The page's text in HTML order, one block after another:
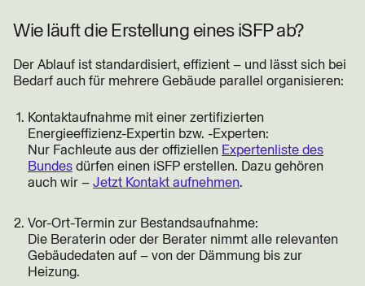
Wie läuft die Erstellung eines iSFP ab?
Der Ablauf ist standardisiert, effizient – und lässt sich bei
Bedarf auch für mehrere Gebäude parallel organisieren:
Kontaktaufnahme mit einer zertifizierten
Energieeffizienz-Expertin bzw. -Experten:
Nur Fachleute aus der offiziellen Expertenliste des
Bundes dürfen einen iSFP erstellen. Dazu gehören
auch wir – Jetzt Kontakt aufnehmen.
Vor-Ort-Termin zur Bestandsaufnahme:
Die Beraterin oder der Berater nimmt alle relevanten
Gebäudedaten auf – von der Dämmung bis zur
Heizung.